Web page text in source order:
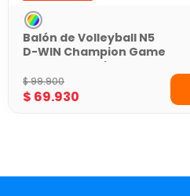
Balón de Volleyball N5
D-WIN Champion Game
Verde con Caja
$99.900
$ 69.930